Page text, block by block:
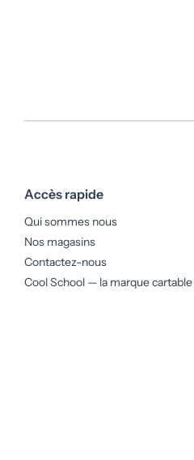
Accès rapide
Qui sommes nous
Nos magasins
Contactez-nous
Cool School — la marque